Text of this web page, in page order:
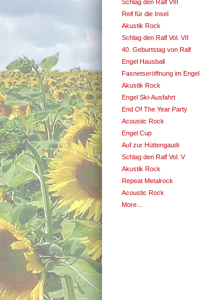
Schlag den Ralf VIII
Reif für die Insel
Akustik Rock
Schlag den Ralf Vol. VII
40. Geburtstag von Ralf
Engel Hausball
Fasnetseröffnung im Engel
Akustik Rock
Engel Ski-Ausfahrt
End Of The Year Party
Acoustic Rock
Engel Cup
Auf zur Hüttengaudi
Schlag den Ralf Vol. V
Akustik Rock
Repeat Metalrock
Acoustic Rock
More...